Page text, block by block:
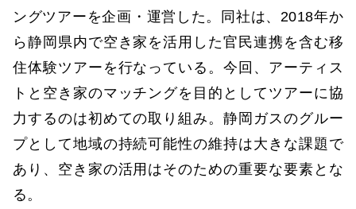
ングツアーを企画・運営した。同社は、2018年か
ら静岡県内で空き家を活用した官民連携を含む移
住体験ツアーを行なっている。今回、アーティス
トと空き家のマッチングを目的としてツアーに協
力するのは初めての取り組み。静岡ガスのグルー
プとして地域の持続可能性の維持は大きな課題で
あり、空き家の活用はそのための重要な要素とな
る。